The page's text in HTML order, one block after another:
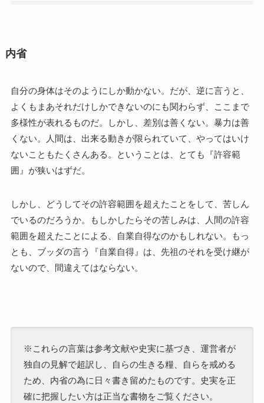
内省
自分の身体はそのようにしか動かない。だが、逆に言うと、
よくもまあそれだけしかできないのにも関わらず、ここまで
多様性が表れるものだ。しかし、差別は善くない。暴力は善
くない。人間は、出来る動きが限られていて、やってはいけ
ないこともたくさんある。ということは、とても『許容範
囲』が狭いはずだ。
しかし、どうしてその許容範囲を超えたことをして、苦しん
でいるのだろうか。もしかしたらその苦しみは、人間の許容
範囲を超えたことによる、自業自得なのかもしれない。もっ
とも、ブッダの言う『自業自得』は、先祖のそれを受け継が
ないので、間違えてはならない。
※これらの言葉は参考文献や史実に基づき、運営者が
独自の見解で超訳し、自らの生きる糧、自らを戒める
ため、内省の為に日々書き留めたものです。史実を正
確に把握したい方は正当な書物をご覧ください。